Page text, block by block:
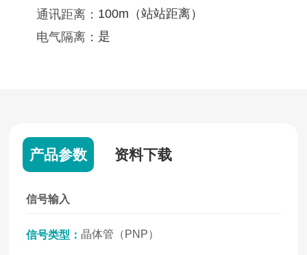
通讯距离： 100m（站站距离）
电气隔离： 是
产品参数 资料下载
信号输入
信号类型：晶体管（PNP）